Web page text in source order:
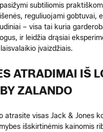
subtiliomis
reguliuojami gobtuvai,
– visa tai kuria
ir leidžia drąsiai
įvaizdžiais.
ATRADIMAI IŠ
BY ZALANDO
atrasite visas Jack & Jones
išskirtinėmis kainomis